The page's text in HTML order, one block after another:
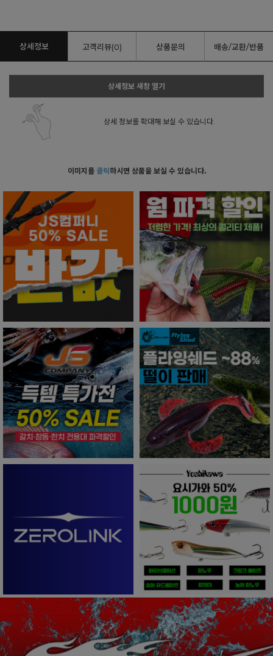
상세정보 고객리뷰(0) 상품문의 배송/교환/반품
상세정보 새창 열기
상세 정보를 확대해 보실 수 있습니다.
이미지를 클릭하시면 상품을 보실 수 있습니다.